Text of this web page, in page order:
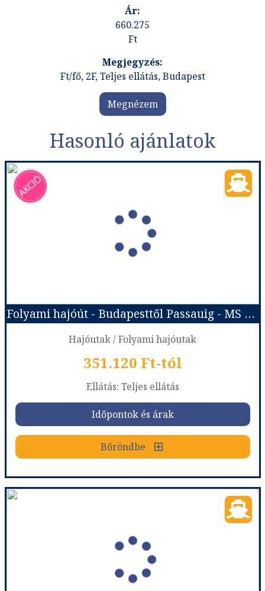
660.275
Ft
Ft/fő, 2F, Teljes ellátás, Budapest
Megnézem
Hasonló ajánlatok
Folyami hajóút - Budapesttől Passauig - MS Modigliani (Hajó)
Hajóutak / Folyami hajóutak
351.120 Ft-tól
Ellátás: Teljes ellátás
Időpontok és árak
Bőröndbe
Folyami hajóút - Budapesttől Passauig - MS Modigliani (Hajó)
Hajóutak
Folyami hajóutak
Utazás módja:Hajó
Teljes ellátás
Szálláskategória:Program szerint
Kétágyas, ablakos kabin (első/alsó fő fedélzet) B.kat., 2 felnőtt